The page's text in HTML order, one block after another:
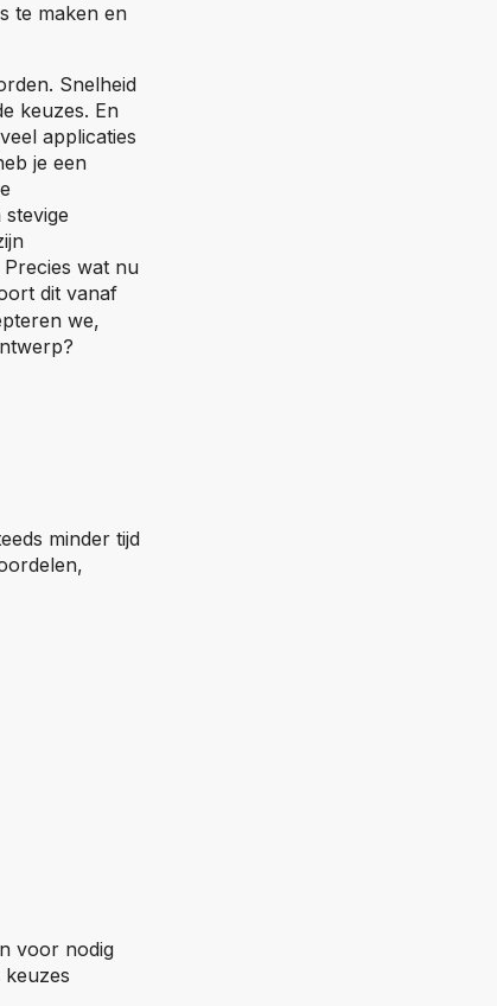
te maken en
Snelheid
keuzes. En
applicaties
je een
wat nu
dit vanaf
we,
minder tijd
voor nodig